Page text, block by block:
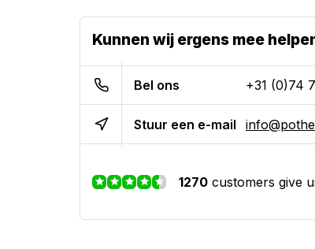
Kunnen wij ergens mee
Bel ons +31 (0)74
Stuur een e-mail
1270 customers give